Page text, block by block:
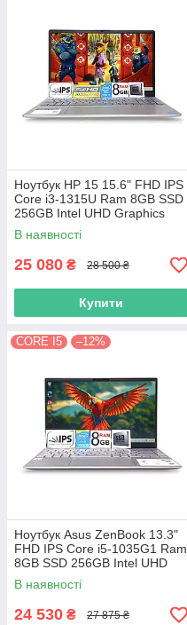
Ноутбук HP 15 15.6" FHD IPS
Сore i3-1315U Ram 8GB SSD
256GB Intel UHD Graphics
В наявності
25 080 ₴ 28 500 ₴
Купити
CORE I5 –12%
Ноутбук Asus ZenBook 13.3"
FHD IPS Core i5-1035G1 Ram
8GB SSD 256GB Intel UHD
Graphics
В наявності
24 530 ₴ 27 875 ₴